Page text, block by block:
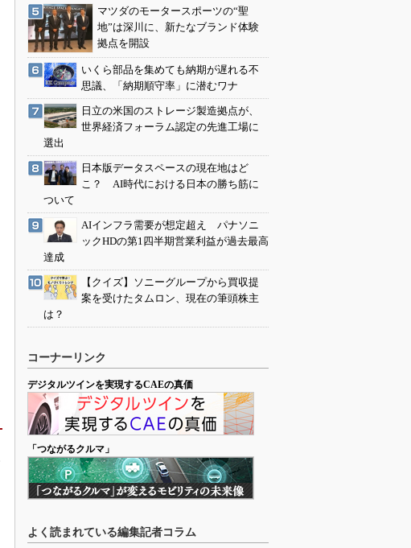
マツダのモータースポーツの“聖
地”は深川に、新たなブランド体験
拠点を開設
いくら部品を集めても納期が遅れる不
思議、「納期順守率」に潜むワナ
日立の米国のストレージ製造拠点が、
世界経済フォーラム認定の先進工場に
選出
日本版データスペースの現在地はど
こ？ AI時代における日本の勝ち筋に
ついて
AIインフラ需要が想定超え パナソニ
ックHDの第1四半期営業利益が過去最高
達成
【クイズ】ソニーグループから買収提
案を受けたタムロン、現在の筆頭株主
は？
コーナーリンク
デジタルツインを実現するCAEの真価
「つながるクルマ」
よく読まれている編集記者コラム